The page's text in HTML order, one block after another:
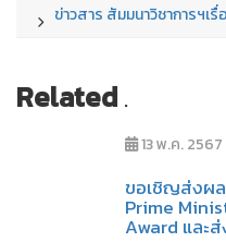
ข่าวสาร สัมมนาวิชาการฯเ
Related.
13 พ.ค. 2567
ขอเชิญส่งผ
Prime
Award และ